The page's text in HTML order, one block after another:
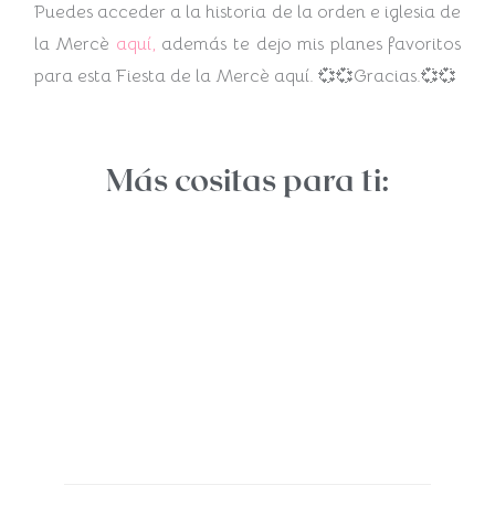
Puedes acceder a la historia de la orden e iglesia de
la Mercè aquí, además te dejo mis planes favoritos
para esta Fiesta de la Mercè aquí. 💞💞Gracias.💞💞
Más cositas para ti: